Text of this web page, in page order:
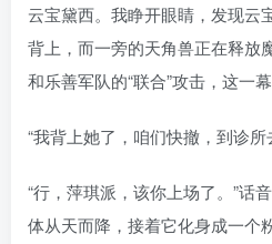
云宝黛西。我睁开眼睛，发现云
背上，而一旁的天角兽正在释放
和乐善军队的“联合”攻击，这一幕
“我背上她了，咱们快撤，到诊所
“行，萍琪派，该你上场了。”话
体从天而降，接着它化身成一个